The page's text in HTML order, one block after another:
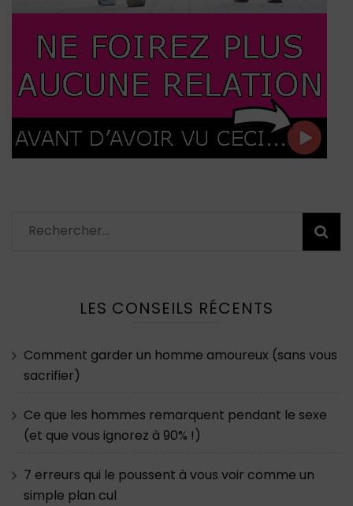
Rechercher :
LES CONSEILS RÉCENTS
Comment garder un homme amoureux (sans vous
sacrifier)
Ce que les hommes remarquent pendant le sexe
(et que vous ignorez à 90% !)
7 erreurs qui le poussent à vous voir comme un
simple plan cul